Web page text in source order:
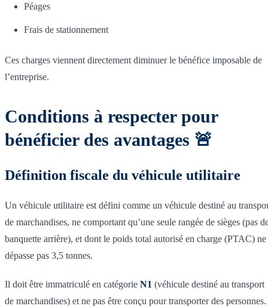
Péages
Frais de stationnement
Ces charges viennent directement diminuer le bénéfice imposable de
l’entreprise.
Conditions à respecter pour
bénéficier des avantages 🚨
Définition fiscale du véhicule utilitaire
Un véhicule utilitaire est défini comme un véhicule destiné au
de marchandises, ne comportant qu’une seule rangée de sièges (pas
banquette arrière), et dont le poids total autorisé en charge (PTAC) ne
dépasse pas 3,5 tonnes.
Il doit être immatriculé en catégorie N1 (véhicule destiné au transport
de marchandises) et ne pas être conçu pour transporter des personnes.